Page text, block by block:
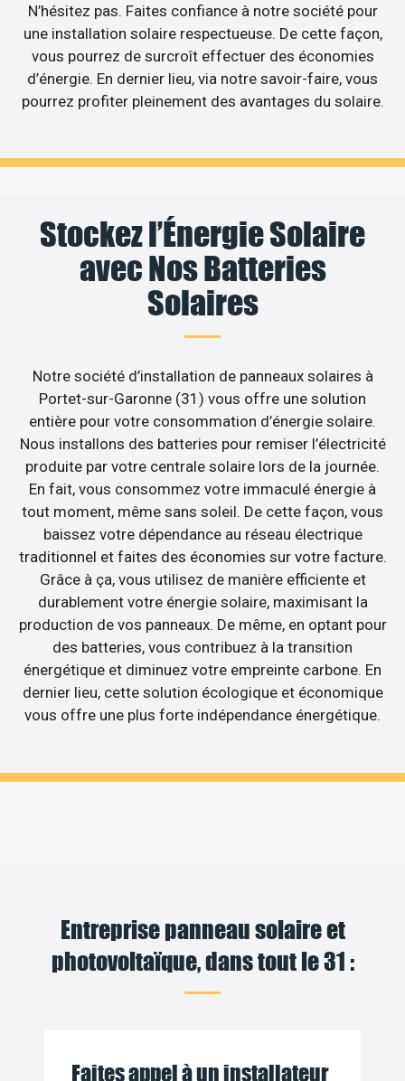
N’hésitez pas. Faites confiance à notre société pour
une installation solaire respectueuse. De cette façon,
vous pourrez de surcroît effectuer des économies
d’énergie. En dernier lieu, via notre savoir-faire, vous
pourrez profiter pleinement des avantages du solaire.
Stockez l’Énergie Solaire
avec Nos Batteries
Solaires
Notre société d’installation de panneaux solaires à
Portet-sur-Garonne (31) vous offre une solution
entière pour votre consommation d’énergie solaire.
Nous installons des batteries pour remiser l’électricité
produite par votre centrale solaire lors de la journée.
En fait, vous consommez votre immaculé énergie à
tout moment, même sans soleil. De cette façon, vous
baissez votre dépendance au réseau électrique
traditionnel et faites des économies sur votre facture.
Grâce à ça, vous utilisez de manière efficiente et
durablement votre énergie solaire, maximisant la
production de vos panneaux. De même, en optant pour
des batteries, vous contribuez à la transition
énergétique et diminuez votre empreinte carbone. En
dernier lieu, cette solution écologique et économique
vous offre une plus forte indépendance énergétique.
Entreprise panneau solaire et
photovoltaïque, dans tout le 31 :
Faites appel à un installateur